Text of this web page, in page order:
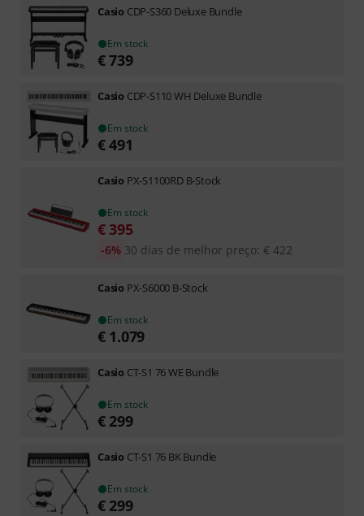
Casio CDP-S360 Deluxe Bundle
Em stock
€739
Casio CDP-S110 WH Deluxe Bundle
Em stock
€491
Casio PX-S1100RD B-Stock
Em stock
€ 395
30 dias de melhor preço: € 422
-6%
Casio PX-S6000 B-Stock
Em stock
€ 1.079
Casio CT-S1 76 WE Bundle
Em stock
€ 299
Casio CT-S1 76 BK Bundle
Em stock
€ 299